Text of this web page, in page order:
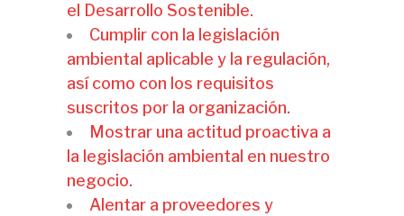
el Desarrollo Sostenible.
Cumplir con la legislación
ambiental aplicable y la regulación,
así como con los requisitos
suscritos por la organización.
Mostrar una actitud proactiva a
la legislación ambiental en nuestro
negocio.
Alentar a proveedores y